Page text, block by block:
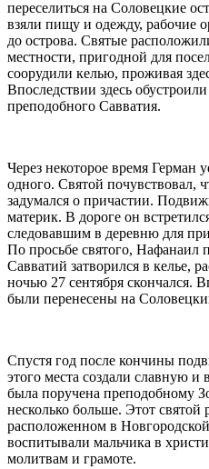
переселиться на Соловецкие
взяли пищу и одежду, рабочие
до острова. Святые
местности, пригодной для
соорудили келью, проживая
Впоследствии здесь
преподобного Савватия.
Через некоторое время Герман
одного. Святой почувствовал,
задумался о причастии.
материк. В дороге он
следовавшим в деревню для
По просьбе святого, Нафанаил
Савватий затворился в келье,
ночью 27 сентября скончался.
были перенесены на
Спустя год после кончины
этого места создали славную и
была поручена преподобному
несколько больше. Этот святой
расположенном в
воспитывали мальчика в
молитвам и грамоте.